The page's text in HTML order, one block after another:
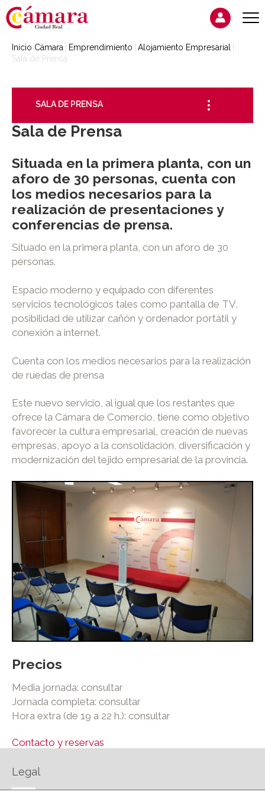
Inicio Cámara Emprendimiento
Alojamiento Empresarial
Sala de Prensa
SALA DE PRENSA
Sala de Prensa
Situada en la primera planta, con un
aforo de 30 personas, cuenta con
los medios necesarios para la
realización de presentaciones y
conferencias de prensa.
Situado en la primera planta, con un aforo de 30
personas.
Espacio moderno y equipado con diferentes
servicios tecnológicos tales como pantalla de TV,
posibilidad de utilizar cañón y ordenador portátil y
conexión a internet.
Cuenta con los medios necesarios para la realización
de ruedas de prensa
Este nuevo servicio, al igual que los restantes que
ofrece la Cámara de Comercio, tiene como objetivo
favorecer la cultura empresarial, creación de nuevas
empresas, apoyo a la consolidación, diversificación y
modernización del tejido empresarial de la provincia.
Precios
Media jornada: consultar
Jornada completa: consultar
Hora extra (de 19 a 22 h.): consultar
Contacto y reservas
Legal